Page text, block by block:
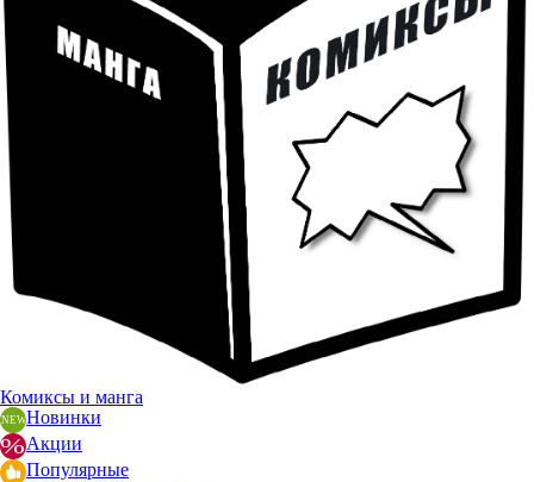
Комиксы и манга
Новинки
Акции
Популярные